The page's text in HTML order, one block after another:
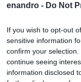
enandro - Do Not
If you wish to opt-out
sensitive information
confirm your
continue seeing
information disclosed
το τι
και της
πουθενά! Ή,